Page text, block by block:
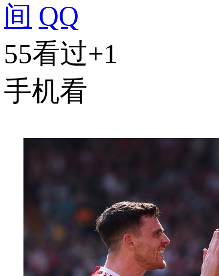
间 QQ
55看过+1
手机看